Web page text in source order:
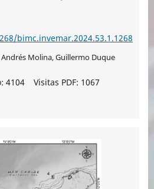
bimc.invemar.2024.53.1.1268
Molina, Guillermo Duque
4104 Visitas PDF: 1067